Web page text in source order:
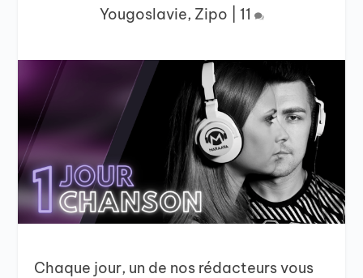
Yougoslavie, Zipo 11
Chaque jour, un de nos rédacteurs vous